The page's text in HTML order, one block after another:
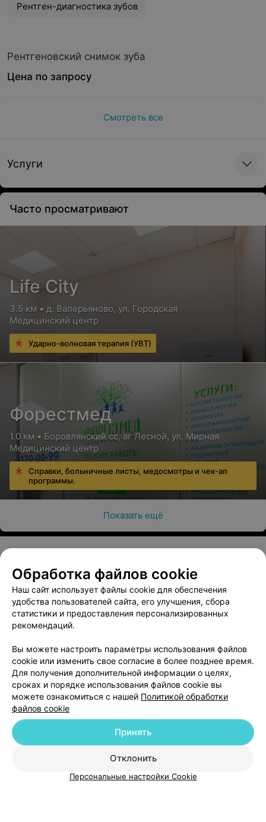
Рентген-диагностика зубов
Рентгеновский снимок зуба
Цена по запросу
Смотреть все
Услуги
Часто просматривают
Life City
3.5 км • д. Валерьяново, ул. Городская
Медицинский центр
Ударно-волновая терапия (УВТ)
Форестмед
1.0 км • Боровлянский сс, аг Лесной, ул. Мирная
Медицинский центр
Справки, больничные листы, медосмотры и чек-ап
программы.
Показать ещё
О проекте Новости проекта
Размещение рекламы
Медицинский маркетинг
Публичный договор
Пользовательское соглашение
Способы оплаты
Написать в поддержку
Персональные настройки cookie
Обработка персональных данных
© 2026 ООО «Артокс Лаб», УНП 191700409| 220012, Республика Беларусь,
ВЫ ВЛАДЕЛЕЦ?
Обработка файлов cookie
Наш сайт использует файлы cookie для обеспечения
удобства пользователей сайта, его улучшения, сбора
статистики и предоставления персонализированных
рекомендаций.
Вы можете настроить параметры использования файлов
cookie или изменить свое согласие в более позднее время.
Для получения дополнительной информации о целях,
сроках и порядке использования файлов cookie вы
можете ознакомиться с нашей Политикой обработки
файлов cookie
Отклонить
Принять
Персональные настройки Cookie